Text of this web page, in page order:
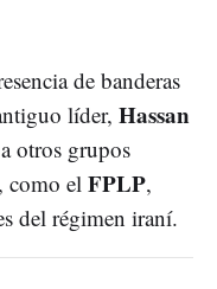
de banderas
líder, Hassan
otros grupos
como elFPLP,
del régimen iraní.